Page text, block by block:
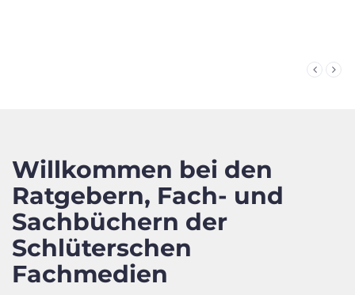
Willkommen bei den
Ratgebern, Fach- und
Sachbüchern der
Schlüterschen
Fachmedien